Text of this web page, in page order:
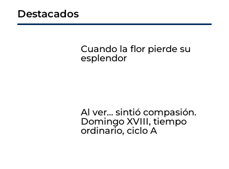
Destacados
Cuando la flor pierde su
esplendor
Al ver… sintió compasión.
Domingo XVIII, tiempo
ordinario, ciclo A